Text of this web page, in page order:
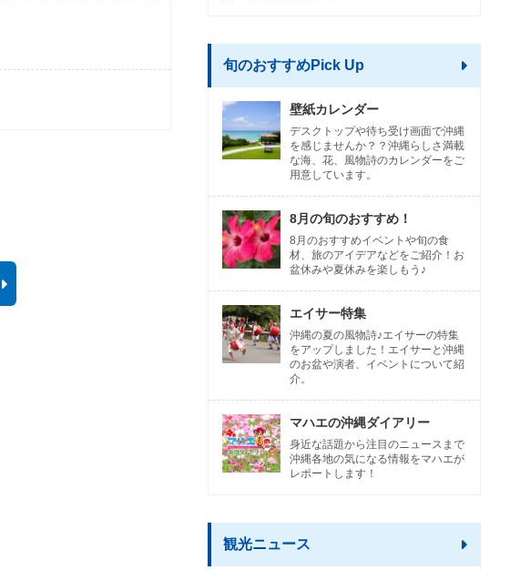
旬のおすすめPick Up
壁紙カレンダー
デスクトップや待ち受け画面で沖縄
を感じませんか？？沖縄らしさ満載
な海、花、風物詩のカレンダーをご
用意しています。
8月の旬のおすすめ！
8月のおすすめイベントや旬の食
材、旅のアイデアなどをご紹介！お
盆休みや夏休みを楽しもう♪
エイサー特集
沖縄の夏の風物詩♪エイサーの特集
をアップしました！エイサーと沖縄
のお盆や演者、イベントについて紹
介。
マハエの沖縄ダイアリー
身近な話題から注目のニュースまで
沖縄各地の気になる情報をマハエが
レポートします！
観光ニュース